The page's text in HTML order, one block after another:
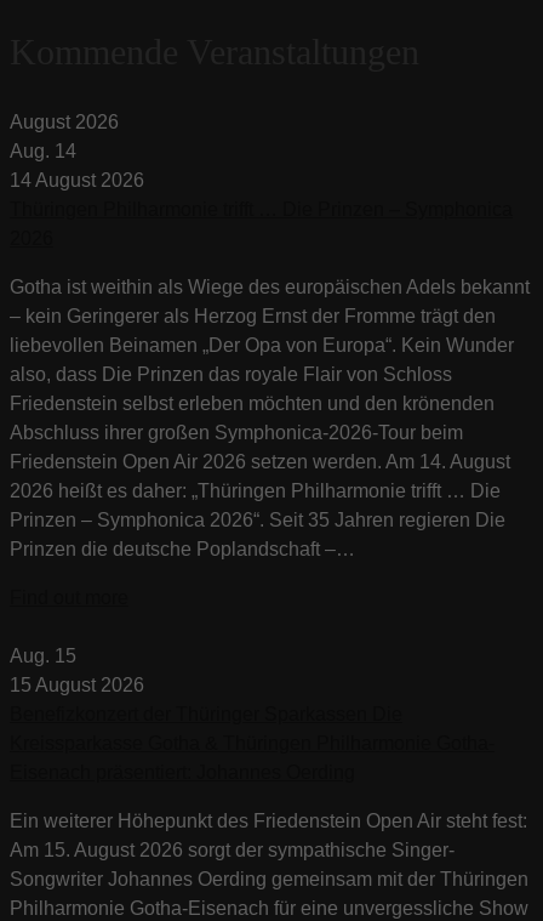
August 2026
Aug. 14
14August 2026
Gotha ist weithin als Wiege des europäischen Adels bekannt
– kein Geringerer als Herzog Ernst der Fromme trägt den
liebevollen Beinamen „Der Opa von Europa“. Kein Wunder
also, dass Die Prinzen das royale Flair von Schloss
Friedenstein selbst erleben möchten und den krönenden
Abschluss ihrer großen Symphonica-2026-Tour beim
Friedenstein Open Air 2026 setzen werden. Am 14. August
2026 heißt es daher: „Thüringen Philharmonie trifft … Die
Prinzen – Symphonica 2026“. Seit 35 Jahren regieren Die
Prinzen die deutsche Poplandschaft –…
Aug. 15
15 August 2026
Ein weiterer Höhepunkt des Friedenstein Open Air steht fest:
Am 15. August 2026 sorgt der sympathische Singer-
Songwriter Johannes Oerding gemeinsam mit der Thüringen
Philharmonie Gotha-Eisenach für eine unvergessliche Show